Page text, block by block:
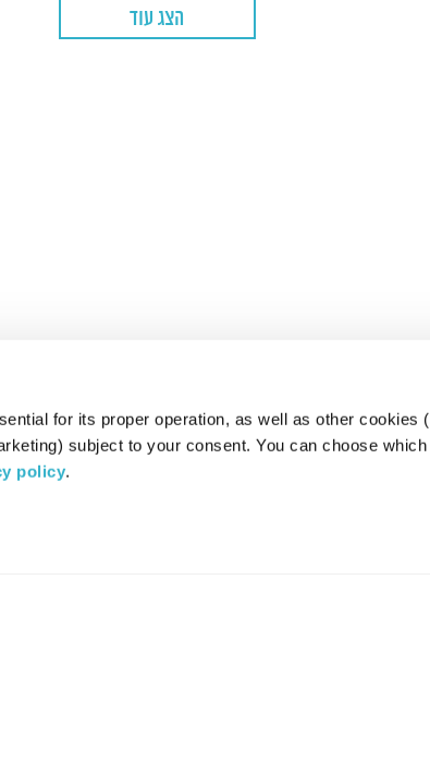
for its proper operation, as well as other cookies
subject to your consent. You can choose
policy.
הצג עוד